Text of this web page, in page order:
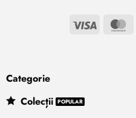
Visa
Categorie
Colecții